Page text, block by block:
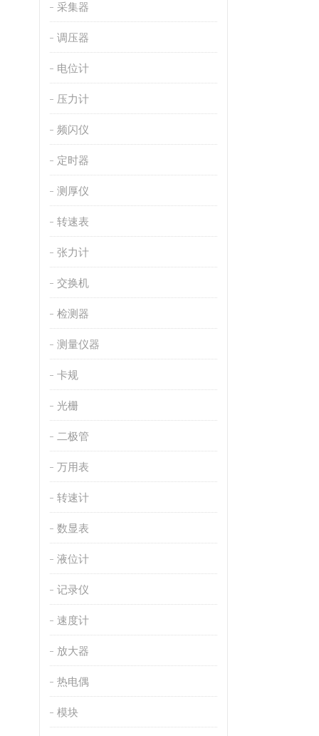
采集器
调压器
电位计
压力计
频闪仪
定时器
测厚仪
转速表
张力计
交换机
检测器
测量仪器
卡规
光栅
二极管
万用表
转速计
数显表
液位计
记录仪
速度计
放大器
热电偶
模块